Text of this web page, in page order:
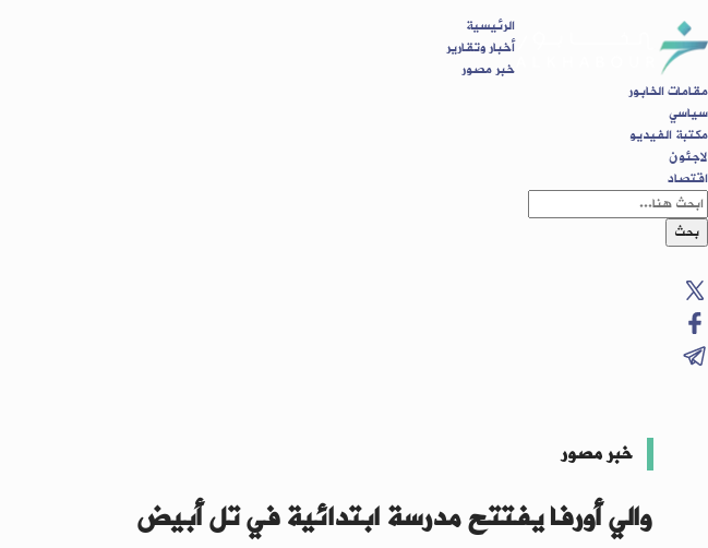
الرئيسية
أخبار وتقارير
خبر مصور
مقامات الخابور
سياسي
مكتبة الفيديو
لاجئون
اقتصاد
بحث
خبر مصور
والي أورفا يفتتح مدرسة ابتدائية في تل أبيض